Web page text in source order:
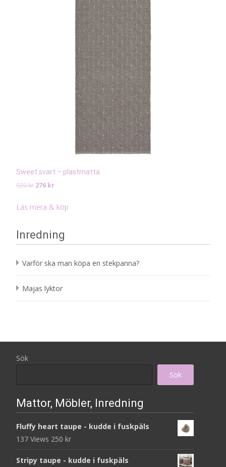
Sweet svart – plastmatta
920kr Det
priset
276 kr
priset
Läs mera & köp
Inredning
Varför ska man köpa en stekpanna?
Majas lyktor
Sök
Sök
Mattor, Möbler, Inredning
Fluffy heart taupe - kudde i fuskpäls
137 Views 250 kr
Stripy taupe - kudde i fuskpäls